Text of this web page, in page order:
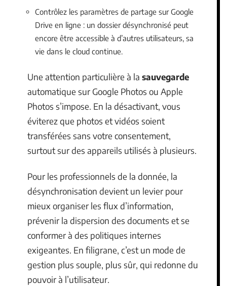
Contrôlez les paramètres de partage sur Google
Drive en ligne : un dossier désynchronisé peut
encore être accessible à d’autres utilisateurs, sa
vie dans le cloud continue.
Une attention particulière à la sauvegarde
automatique sur Google Photos ou Apple
Photos s’impose. En la désactivant, vous
éviterez que photos et vidéos soient
transférées sans votre consentement,
surtout sur des appareils utilisés à plusieurs.
Pour les professionnels de la donnée, la
désynchronisation devient un levier pour
mieux organiser les flux d’information,
prévenir la dispersion des documents et se
conformer à des politiques internes
exigeantes. En filigrane, c’est un mode de
gestion plus souple, plus sûr, qui redonne du
pouvoir à l’utilisateur.